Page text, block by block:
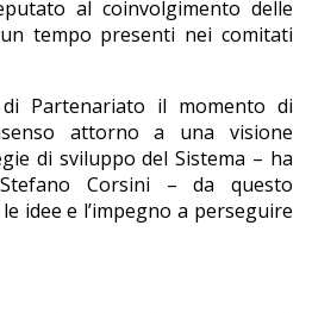
al coinvolgimento delle
tempo presenti nei comitati
Partenariato il momento di
attorno a una visione
di sviluppo del Sistema – ha
Corsini – da questo
idee e l’impegno a perseguire